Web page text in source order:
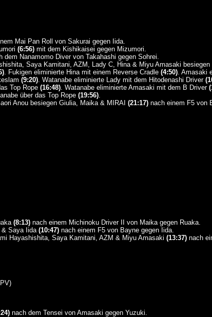
Mai Pan Roll von Sakurai gegen Iida.
(6:56)mit dem Kishikaisei gegen Mizumori.
dem Nanamomo Diver von Takahashi gegen Sohrei.
Saya Kamitani, AZM, Lady C, Hina & Miyu Amasaki besiegen
. Fukigen eliminierte Hina mit einem Reverse Cradle (4:50). Amasaki
(9:20). Watanabe eliminierte Lady mit dem Hitodenashi Driver
Top Rope (16:48). Watanabe eliminierte Amasaki mit dem B Driver
über das Top Rope (19:56).
Anou besiegen Giulia, Maika & MIRAI (21:17)nach einem F5 von
(8:13)nach einem Michinoku Driver II von Maika gegen Ruaka.
& Saya Iida (10:47)nach einem F5 von Bayne gegen Iida.
Hayashishita, Saya Kamitani, AZM & Miyu Amasaki (13:37)nach
nach dem Tensei von Amasaki gegen Yuzuki.